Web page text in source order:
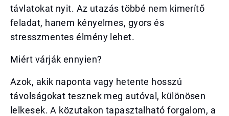
távlatokat nyit. Az utazás többé nem kimerítő
feladat, hanem kényelmes, gyors és
stresszmentes élmény lehet.
Miért várják ennyien?
Azok, akik naponta vagy hetente hosszú
távolságokat tesznek meg autóval, különösen
lelkesek. A közutakon tapasztalható forgalom, a